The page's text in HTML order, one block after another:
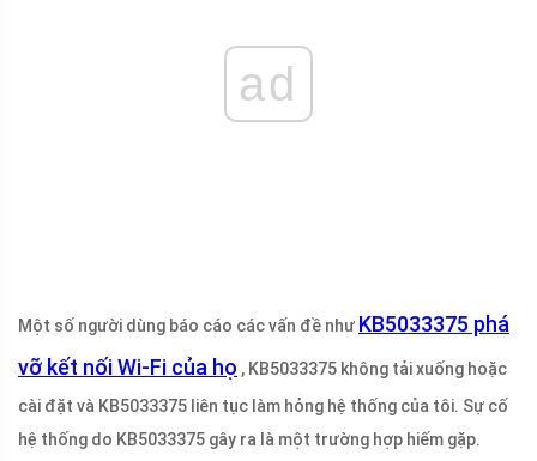
ad
Một số người dùng báo cáo các vấn đề như KB5033375 phá
vỡ kết nối Wi-Fi của họ , KB5033375 không tải xuống hoặc
cài đặt và KB5033375 liên tục làm hỏng hệ thống của tôi. Sự cố
hệ thống do KB5033375 gây ra là một trường hợp hiếm gặp.